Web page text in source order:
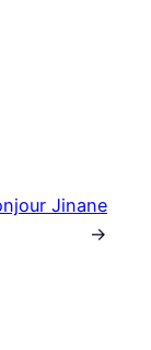
Jinane
→